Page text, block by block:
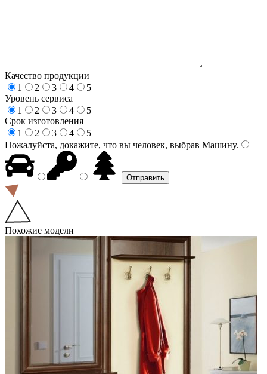
Качество продукции
1
2 3 4
5
Уровень сервиса
1
2 3 4
5
Срок изготовления
1
2 3 4
5
Пожалуйста, докажите, что вы человек, выбрав Машину.
Похожие модели